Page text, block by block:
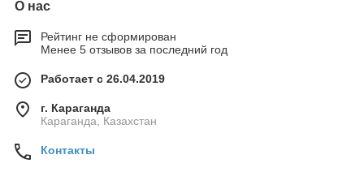
О нас
Рейтинг не сформирован
Менее 5 отзывов за последний год
Работает с 26.04.2019
г. Караганда
Караганда, Казахстан
Контакты